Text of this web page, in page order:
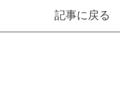
記事に戻る